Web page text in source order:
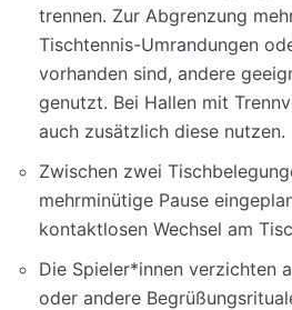
trennen. Zur Abgrenzung
Tischtennis-Umrandungen
vorhanden sind, andere
genutzt. Bei Hallen mit
auch zusätzlich diese nutzen.
Zwischen zwei
mehrminütige Pause
kontaktlosen Wechsel am
Die Spieler*innen verzichten
oder andere